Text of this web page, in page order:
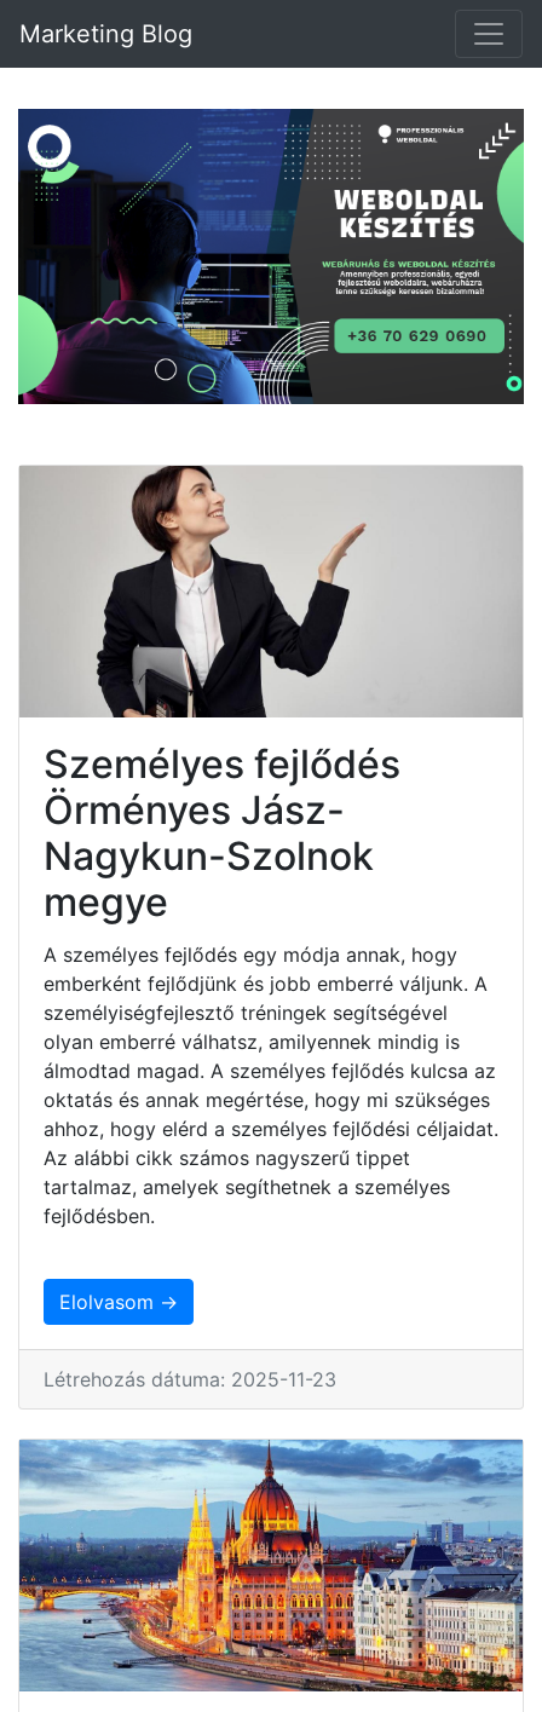
Marketing Blog
Személyes fejlődés
Örményes Jász-
Nagykun-Szolnok
megye
A személyes fejlődés egy módja annak, hogy
emberként fejlődjünk és jobb emberré váljunk. A
személyiségfejlesztő tréningek segítségével
olyan emberré válhatsz, amilyennek mindig is
álmodtad magad. A személyes fejlődés kulcsa az
oktatás és annak megértése, hogy mi szükséges
ahhoz, hogy elérd a személyes fejlődési céljaidat.
Az alábbi cikk számos nagyszerű tippet
tartalmaz, amelyek segíthetnek a személyes
fejlődésben.
Elolvasom →
Létrehozás dátuma: 2025-11-23